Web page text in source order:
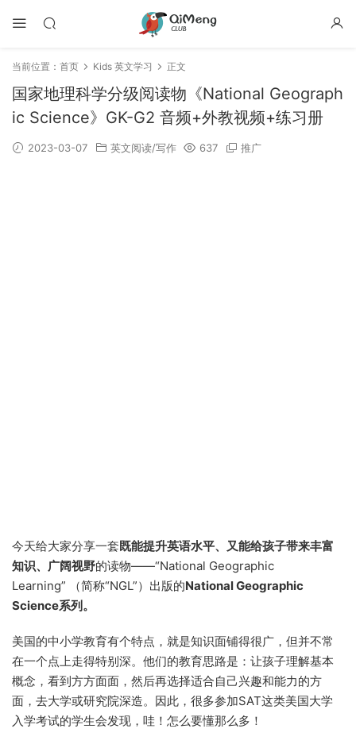
当前位置： 首页 Kids 英文学习 正文
国家地理科学分级阅读物《National Geograph
ic Science》GK-G2 音频+外教视频+练习册
2023-03-07 英文阅读/写作 637 推广
今天给大家分享一套既能提升英语水平、又能给孩子带来丰富
知识、广阔视野的读物——“National Geographic
Learning” （简称“NGL”）出版的National Geographic
Science系列。
美国的中小学教育有个特点，就是知识面铺得很广，但并不常
在一个点上走得特别深。他们的教育思路是：让孩子理解基本
概念，看到方方面面，然后再选择适合自己兴趣和能力的方
面，去大学或研究院深造。因此，很多参加SAT这类美国大学
入学考试的学生会发现，哇！怎么要懂那么多！